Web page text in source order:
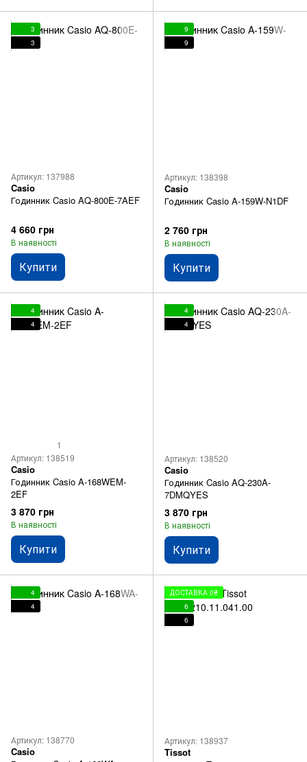
3
3
Артикул: 137988
Casio
Годинник Casio AQ-800E-7AEF
4 660 грн
В наявності
Купити
9
9
Артикул: 138398
Casio
Годинник Casio A-159W-N1DF
2 760 грн
В наявності
Купити
4
4
1
Артикул: 138519
Casio
Годинник Casio A-168WEM-
2EF
3 870 грн
В наявності
Купити
4
4
Артикул: 138520
Casio
Годинник Casio AQ-230A-
7DMQYES
3 870 грн
В наявності
Купити
4
4
Артикул: 138770
Casio
ДОСТАВКА 0₴
6
6
Артикул: 138937
Tissot